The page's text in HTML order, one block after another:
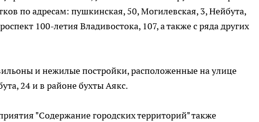
по адресам: пушкинская, 50, Могилевская, 3, Нейбута,
100-летия Владивостока, 107, а также с ряда других
и нежилые постройки, расположенные на улице
24 и в районе бухты Аякс.
"Содержание городских территорий" также